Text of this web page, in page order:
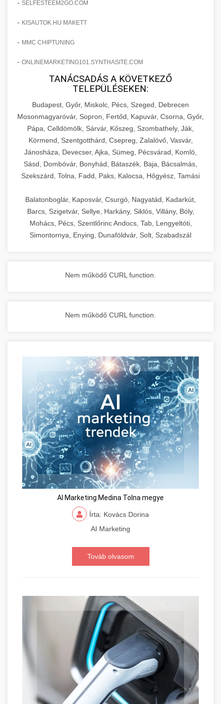
- SELFESTEEM2GO.COM
- KISAUTOK.HU MAKETT
- MMC CHIPTUNING
- ONLINEMARKETING101.SYNTHASITE.COM
TANÁCSADÁS A KÖVETKEZŐ
TELEPÜLÉSEKEN:
Budapest, Győr, Miskolc, Pécs, Szeged, Debrecen
Mosonmagyaróvár, Sopron, Fertőd, Kapuvár, Csorna, Győr,
Pápa, Celldömölk, Sárvár, Kőszeg, Szombathely, Ják,
Körmend, Szentgotthárd, Csepreg, Zalalövő, Vasvár,
Jánosháza, Devecser, Ajka, Sümeg, Pécsvárad, Komló,
Sásd, Dombóvár, Bonyhád, Bátaszék, Baja, Bácsalmás,
Szekszárd, Tolna, Fadd, Paks, Kalocsa, Hőgyész, Tamási
Balatonboglár, Kaposvár, Csurgó, Nagyatád, Kadarkút,
Barcs, Szigetvár, Sellye, Harkány, Siklós, Villány, Bóly,
Mohács, Pécs, Szentlőrinc Andocs, Tab, Lengyeltóti,
Simontornya, Enying, Dunaföldvár, Solt, Szabadszál
Nem működő CURL function.
Nem működő CURL function.
AI Marketing Medina Tolna megye
Írta: Kovács Dorina
AI Marketing
Továb olvasom